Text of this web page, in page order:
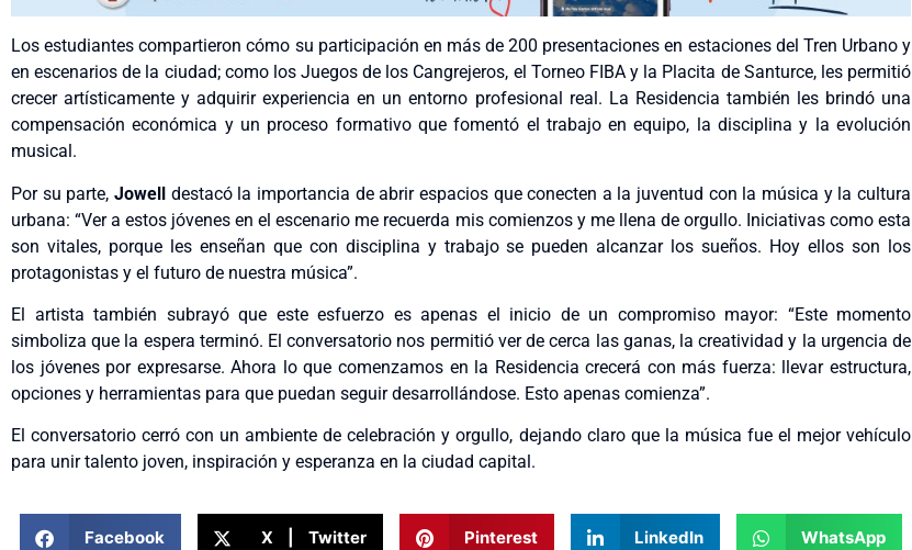
Los estudiantes compartieron cómo su participación en más de 200 presentaciones en estaciones del Tren Urbano y
en escenarios de la ciudad; como los Juegos de los Cangrejeros, el Torneo FIBA y la Placita de Santurce, les permitió
crecer artísticamente y adquirir experiencia en un entorno profesional real. La Residencia también les brindó una
compensación económica y un proceso formativo que fomentó el trabajo en equipo, la disciplina y la evolución
musical.
Por su parte, Jowell destacó la importancia de abrir espacios que conecten a la juventud con la música y la cultura
urbana: “Ver a estos jóvenes en el escenario me recuerda mis comienzos y me llena de orgullo. Iniciativas como esta
son vitales, porque les enseñan que con disciplina y trabajo se pueden alcanzar los sueños. Hoy ellos son los
protagonistas y el futuro de nuestra música”.
El artista también subrayó que este esfuerzo es apenas el inicio de un compromiso mayor: “Este momento
simboliza que la espera terminó. El conversatorio nos permitió ver de cerca las ganas, la creatividad y la urgencia de
los jóvenes por expresarse. Ahora lo que comenzamos en la Residencia crecerá con más fuerza: llevar estructura,
opciones y herramientas para que puedan seguir desarrollándose. Esto apenas comienza”.
El conversatorio cerró con un ambiente de celebración y orgullo, dejando claro que la música fue el mejor vehículo
para unir talento joven, inspiración y esperanza en la ciudad capital.
Facebook X | Twitter Pinterest LinkedIn WhatsApp